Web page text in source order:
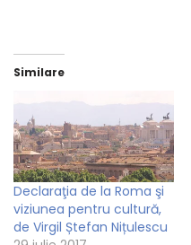
Similare
Declaraţia de la Roma şi
viziunea pentru cultură,
de Virgil Ștefan Nițulescu